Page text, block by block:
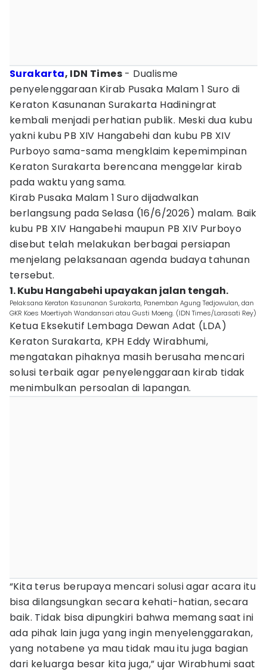
Surakarta, IDN Times - Dualisme
penyelenggaraan Kirab Pusaka Malam 1 Suro di
Keraton Kasunanan Surakarta Hadiningrat
kembali menjadi perhatian publik. Meski dua kubu
yakni kubu PB XIV Hangabehi dan kubu PB XIV
Purboyo sama-sama mengklaim kepemimpinan
Keraton Surakarta berencana menggelar kirab
pada waktu yang sama.
Kirab Pusaka Malam 1 Suro dijadwalkan
berlangsung pada Selasa (16/6/2026) malam. Baik
kubu PB XIV Hangabehi maupun PB XIV Purboyo
disebut telah melakukan berbagai persiapan
menjelang pelaksanaan agenda budaya tahunan
tersebut.
1. Kubu Hangabehi upayakan jalan tengah.
Pelaksana Keraton Kasunanan Surakarta, Panemban Agung Tedjowulan, dan
GKR Koes Moertiyah Wandansari atau Gusti Moeng. (IDN Times/Larasati Rey)
Ketua Eksekutif Lembaga Dewan Adat (LDA)
Keraton Surakarta, KPH Eddy Wirabhumi,
mengatakan pihaknya masih berusaha mencari
solusi terbaik agar penyelenggaraan kirab tidak
menimbulkan persoalan di lapangan.
“Kita terus berupaya mencari solusi agar acara itu
bisa dilangsungkan secara kehati-hatian, secara
baik. Tidak bisa dipungkiri bahwa memang saat ini
ada pihak lain juga yang ingin menyelenggarakan,
yang notabene ya mau tidak mau itu juga bagian
dari keluarga besar kita juga,” ujar Wirabhumi saat